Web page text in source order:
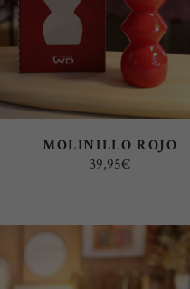
MOLINILLO ROJO
39,95€